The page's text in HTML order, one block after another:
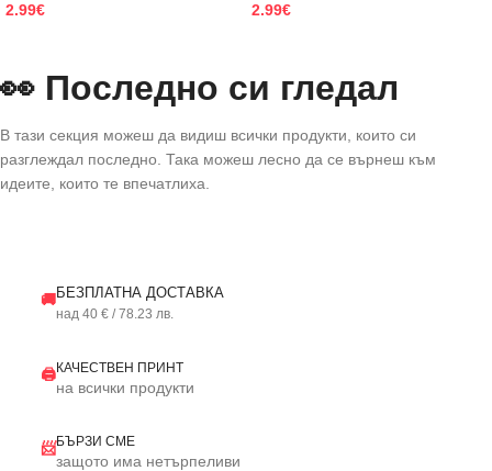
2.99€ 2.99€
👀 Последно си гледал
В тази секция можеш да видиш всички продукти, които си
разглеждал последно. Така можеш лесно да се върнеш към
идеите, които те впечатлиха.
🚚БЕЗПЛАТНА ДОСТАВКА
над 40 € / 78.23 лв.
🖨️КАЧЕСТВЕН ПРИНТ
на всички продукти
📨БЪРЗИ СМЕ
защото има нетърпеливи